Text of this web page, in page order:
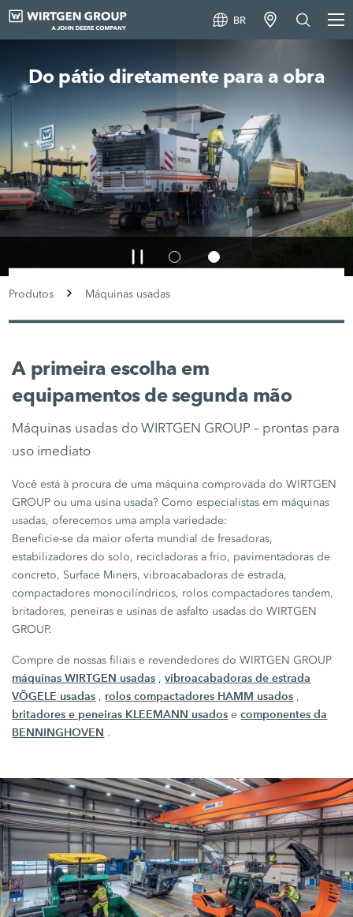
BR
Do pátio diretamente para a obra
Produtos Máquinas usadas
A primeira escolha em
equipamentos de segunda mão
Máquinas usadas do WIRTGEN GROUP – prontas para
uso imediato
Você está à procura de uma máquina comprovada do WIRTGEN
GROUP ou uma usina usada? Como especialistas em máquinas
usadas, oferecemos uma ampla variedade:
Beneficie-se da maior oferta mundial de fresadoras,
estabilizadores do solo, recicladoras a frio, pavimentadoras de
concreto, Surface Miners, vibroacabadoras de estrada,
compactadores monocilíndricos, rolos compactadores tandem,
britadores, peneiras e usinas de asfalto usadas do WIRTGEN
GROUP.
Compre de nossas filiais e revendedores do WIRTGEN GROUP
máquinas WIRTGEN usadas ,vibroacabadoras de estrada
VÖGELE usadas , rolos compactadores HAMM usados ,
britadores e peneiras KLEEMANN usados ecomponentes da
BENNINGHOVEN .